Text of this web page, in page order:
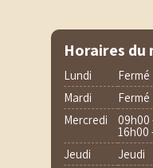
Horaires du
Lundi
Fermé
Mardi
Fermé
Mercredi
09h00
16h00
Jeudi
Jeudi